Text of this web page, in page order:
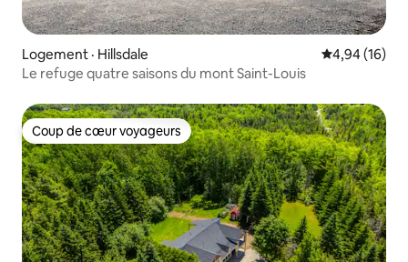
Logement · Hillsdale Note
4,94 (16)
Le refuge quatre saisons du mont Saint-Louis
Coup de cœur voyageurs
Coup de cœur voyageurs